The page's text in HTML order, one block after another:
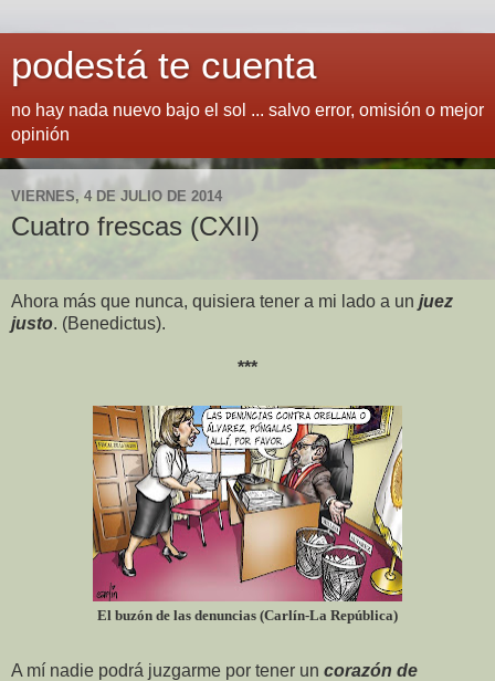
podestá te cuenta
no hay nada nuevo bajo el sol ... salvo error, omisión o mejor
opinión
VIERNES, 4 DE JULIO DE 2014
Cuatro frescas (CXII)
Ahora más que nunca, quisiera tener a mi lado a un juez
justo. (Benedictus).
***
El buzón de las denuncias (Carlín-La República)
A mí nadie podrá juzgarme por tener un corazón de